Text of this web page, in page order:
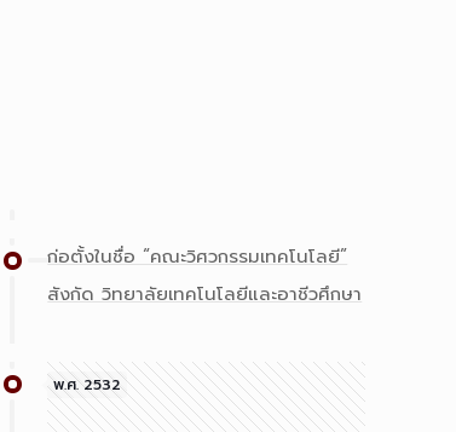
ก่อตั้งในชื่อ “คณะวิศวกรรมเทคโนโลยี”
สังกัด วิทยาลัยเทคโนโลยีและอาชีวศึกษา
พ.ศ. 2532